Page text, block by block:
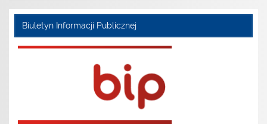
Biuletyn Informacji Publicznej